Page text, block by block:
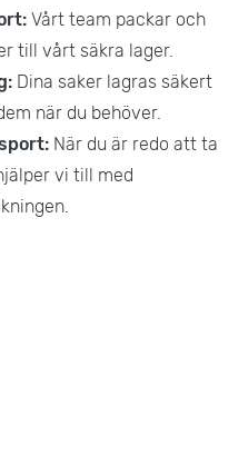
Vårt team packar och
till vårt säkra lager.
Dina saker lagras säkert
när du behöver.
När du är redo att ta
vi till med